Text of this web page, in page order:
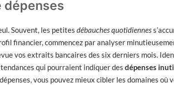
dépenses
Souvent, les petites débauches quotidiennes
financier, commencez par analyser
vos extraits bancaires des six derniers mois.
qui pourraient indiquer des dépenses
vous pouvez mieux cibler les domaines où